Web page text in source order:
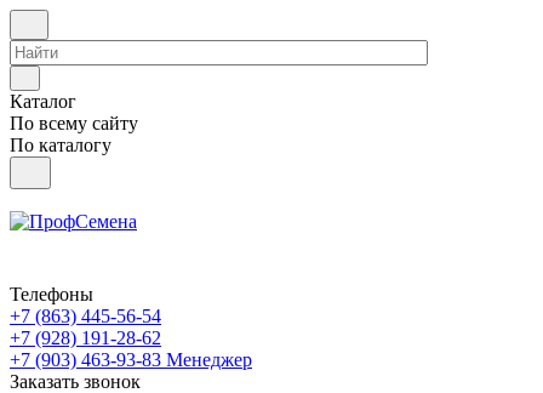
Каталог
По всему сайту
По каталогу
Телефоны
+7 (863) 445-56-54
+7 (928) 191-28-62
+7 (903) 463-93-83 Менеджер
Заказать звонок